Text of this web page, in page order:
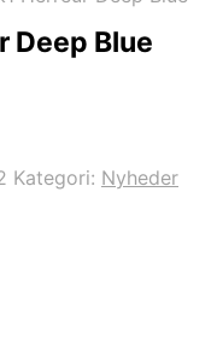
Deep Blue
Kategori: Nyheder